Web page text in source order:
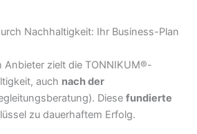
Nachhaltigkeit: Ihr Business-Plan
Anbieter zielt die TONNIKUM®-
auch nach der
Diese fundierte
zu dauerhaftem Erfolg.